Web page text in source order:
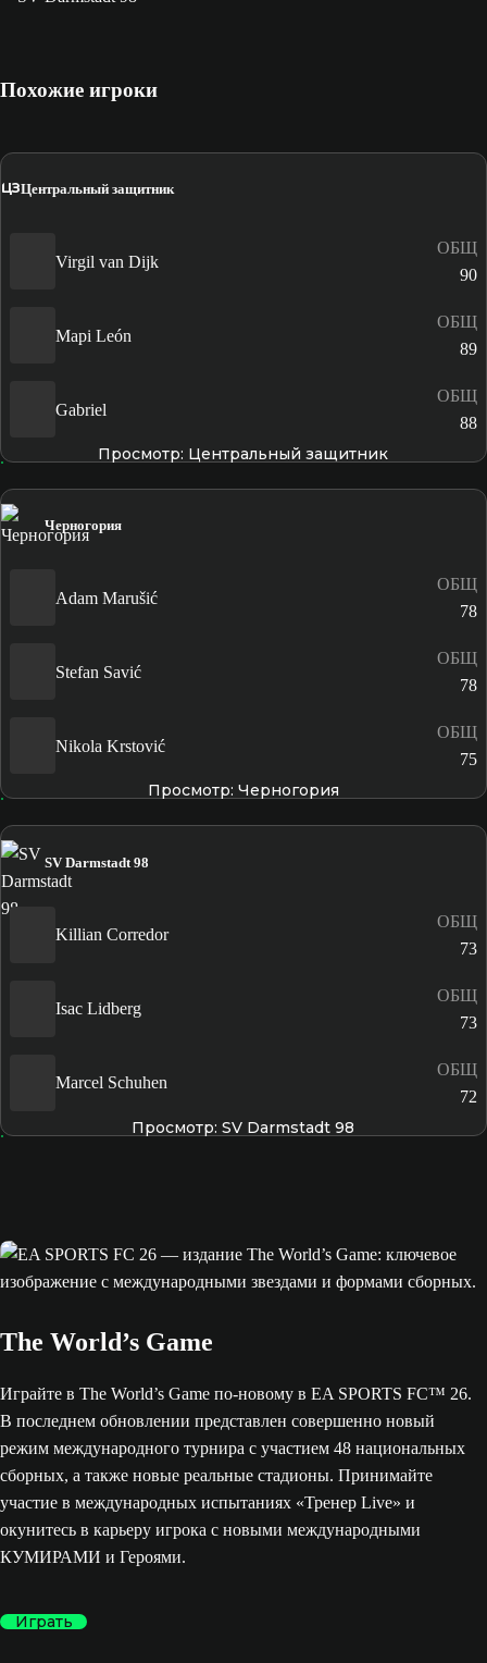
Похожие игроки
ЦЗЦентральный защитник
Virgil van Dijk
ОБЩ
90
Mapi León
ОБЩ
89
Gabriel
ОБЩ
88
Просмотр: Центральный защитник
Черногория
Adam Marušić
ОБЩ
78
Stefan Savić
ОБЩ
78
Nikola Krstović
ОБЩ
75
Просмотр: Черногория
SV Darmstadt 98
Killian Corredor
ОБЩ
73
Isac Lidberg
ОБЩ
73
Marcel Schuhen
ОБЩ
72
Просмотр: SV Darmstadt 98
The World’s Game
Играйте в The World’s Game по-новому в EA SPORTS FC™ 26.
В последнем обновлении представлен совершенно новый
режим международного турнира с участием 48 национальных
сборных, а также новые реальные стадионы. Принимайте
участие в международных испытаниях «Тренер Live» и
окунитесь в карьеру игрока с новыми международными
КУМИРАМИ и Героями.
Играть